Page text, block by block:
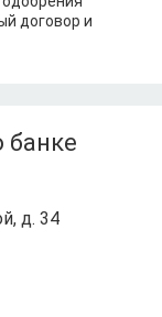
договор и
д. 34